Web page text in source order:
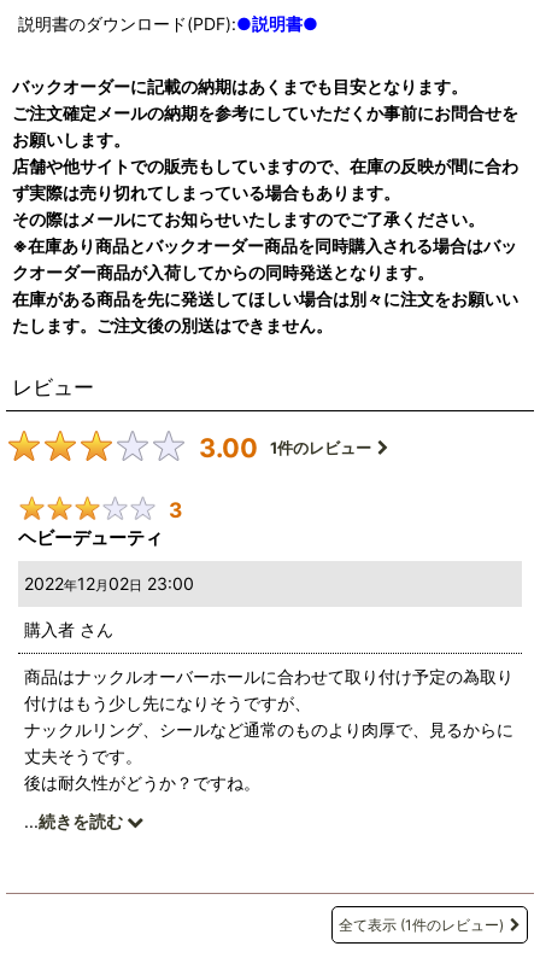
説明書のダウンロード(PDF):●説明書●
バックオーダーに記載の納期はあくまでも目安となります。
ご注文確定メールの納期を参考にしていただくか事前にお問合せを
お願いします。
店舗や他サイトでの販売もしていますので、在庫の反映が間に合わ
ず実際は売り切れてしまっている場合もあります。
その際はメールにてお知らせいたしますのでご了承ください。
※在庫あり商品とバックオーダー商品を同時購入される場合はバッ
クオーダー商品が入荷してからの同時発送となります。
在庫がある商品を先に発送してほしい場合は別々に注文をお願いい
たします。ご注文後の別送はできません。
レビュー
3.00 1件のレビュー
3
ヘビーデューティ
2022年12月02日 23:00
購入者 さん
商品はナックルオーバーホールに合わせて取り付け予定の為取り
付けはもう少し先になりそうですが、
ナックルリング、シールなど通常のものより肉厚で、見るからに
丈夫そうです。
後は耐久性がどうか？ですね。
商品説明にも書いてましたが、ジャダー対策としても期待出来そ
...続きを読む
全て表示 (1件のレビュー)